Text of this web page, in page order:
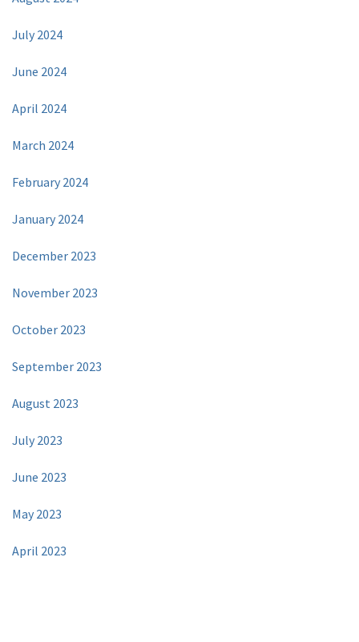
July 2024
June 2024
April 2024
March 2024
February 2024
January 2024
December 2023
November 2023
October 2023
September 2023
August 2023
July 2023
June 2023
May 2023
April 2023